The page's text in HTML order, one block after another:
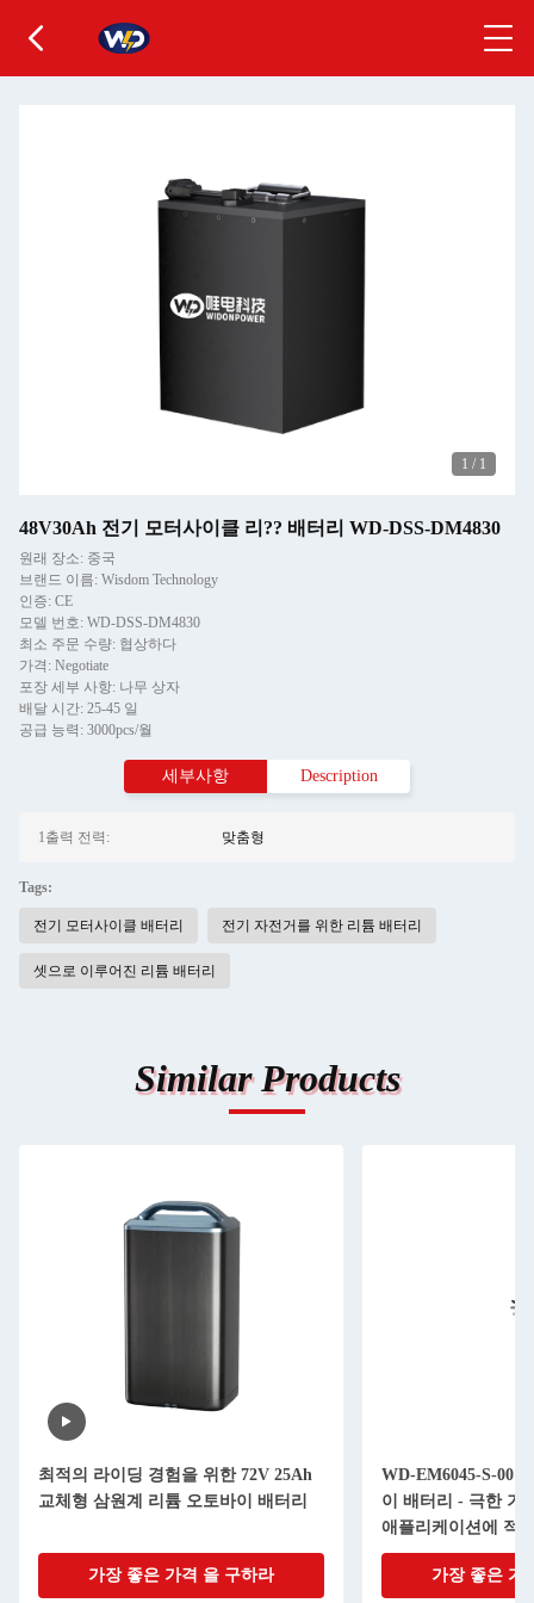
1 / 1
48V30Ah 전기 모터사이클 리?? 배터리 WD-DSS-DM4830
원래 장소: 중국
브랜드 이름: Wisdom Technology
인증: CE
모델 번호: WD-DSS-DM4830
최소 주문 수량: 협상하다
가격: Negotiate
포장 세부 사항: 나무 상자
배달 시간: 25-45 일
공급 능력: 3000pcs/월
세부사항 Description
1출력 전력: 맞춤형
Tags:
전기 모터사이클 배터리 전기 자전거를 위한 리튬 배터리
셋으로 이루어진 리튬 배터리
Similar Products
최적의 라이딩 경험을 위한 72V 25Ah
교체형 삼원계 리튬 오토바이 배터리
가장 좋은 가격 을 구하라
WD-EM6045-S-001
이 배터리 - 극한 기
애플리케이션에 적
가장 좋은 가